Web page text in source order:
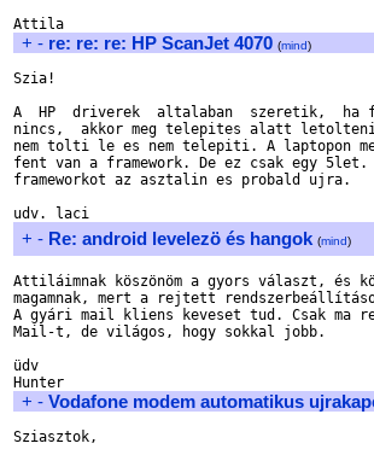
+ - re: re: re: HP ScanJet 4070 (mind)
Szia!
A  HP  driverek  altalaban  szeretik,  ha
nincs,  akkor meg telepites alatt
nem tolti le es nem telepiti. A laptopon
fent van a framework. De ez csak egy
frameworkot az asztalin es probald ujra.
+ - Re: android levelezö és hangok (mind)
Attiláimnak köszönöm a gyors választ, és
magamnak, mert a rejtett
A gyári mail kliens keveset tud. Csak ma
Mail-t, de világos, hogy sokkal jobb.
üdv
+ - Vodafone modem automatikus
Sziasztok,